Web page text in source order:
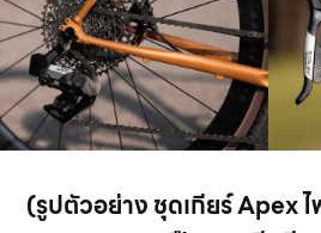
(รูปตัวอย่าง ชุดเกียร์ Apex